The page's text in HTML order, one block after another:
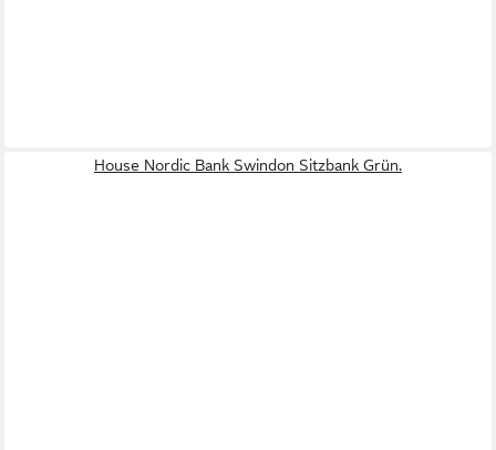
House Nordic Bank Swindon Sitzbank Grün.